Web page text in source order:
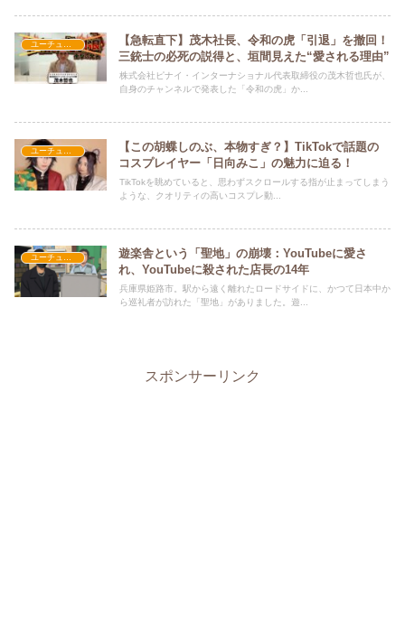
【急転直下】茂木社長、令和の虎「引退」を撤回！
三銃士の必死の説得と、垣間見えた“愛される理由”
株式会社ピナイ・インターナショナル代表取締役の茂木哲也氏が、
自身のチャンネルで発表した「令和の虎」か...
【この胡蝶しのぶ、本物すぎ？】TikTokで話題の
コスプレイヤー「日向みこ」の魅力に迫る！
TikTokを眺めていると、思わずスクロールする指が止まってしまう
ような、クオリティの高いコスプレ動...
遊楽舎という「聖地」の崩壊：YouTubeに愛さ
れ、YouTubeに殺された店長の14年
兵庫県姫路市。駅から遠く離れたロードサイドに、かつて日本中か
ら巡礼者が訪れた「聖地」がありました。遊...
スポンサーリンク